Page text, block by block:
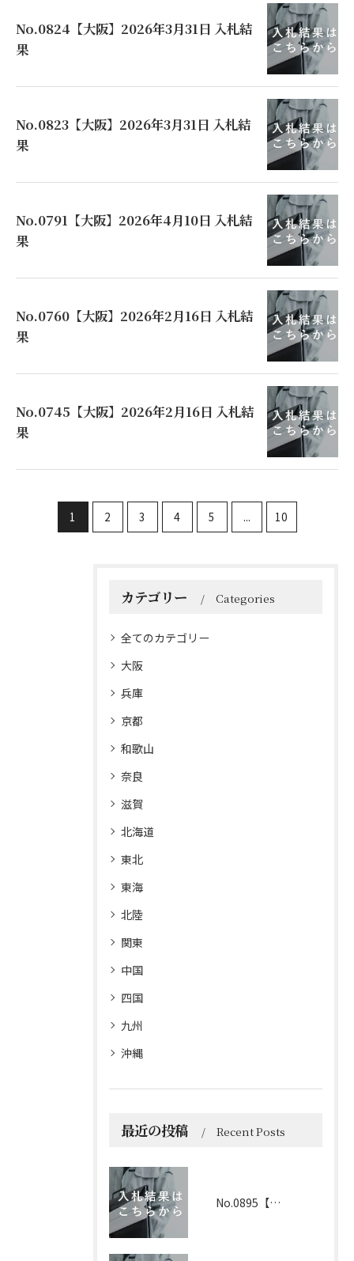
No.0824【大阪】2026年3月31日 入札結
果
No.0823【大阪】2026年3月31日 入札結
果
No.0791【大阪】2026年4月10日 入札結
果
No.0760【大阪】2026年2月16日 入札結
果
No.0745【大阪】2026年2月16日 入札結
果
1 2 3 4 5 ... 10
カテゴリー Categories
全てのカテゴリー
大阪
兵庫
京都
和歌山
奈良
滋賀
北海道
東北
東海
北陸
関東
中国
四国
九州
沖縄
最近の投稿 Recent Posts
No.0895【京都】2026年6月1日 入札結果